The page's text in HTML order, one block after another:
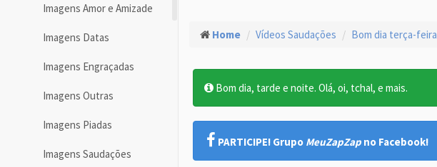
Imagens Amor e Amizade
Imagens Datas
Imagens Engraçadas
Imagens Outras
Imagens Piadas
Imagens Saudações
Home Vídeos Saudações Bom dia terça-feira
Bom dia, tarde e noite. Olá, oi, tchal, e mais.
PARTICIPE! Grupo MeuZapZap no Facebook!